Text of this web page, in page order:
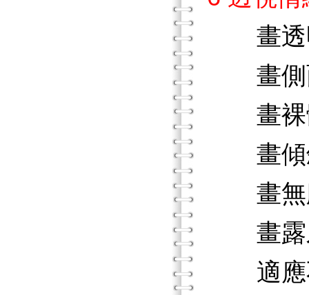
畫透
畫側
畫裸
畫傾
畫無
畫露
適應